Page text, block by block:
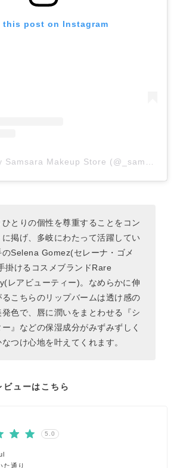
this post on Instagram
ひとりの個性を尊重することをコン
に掲げ、多岐にわたって活躍してい
のSelena Gomez(セレーナ・ゴメ
掛けるコスメブランドRare
レアビューティー)。なめらかに伸
るこちらのリップバームは透け感の
発色で、唇に潤いをまとわせる『シ
ー』などの保湿成分がみずみずしく
つけ心地を叶えてくれます。
ューはこちら
5.0
た通り